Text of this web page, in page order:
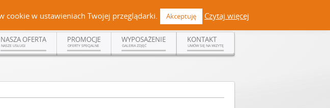
92 | kom. +48 502 315 048 | kom. +48 519 108 720 | kontakt@dermadent.pl |
NASZA OFERTA
NASZE USŁUGI
PROMOCJE
OFERTY SPECJALNE
WYPOSAŻENIE
GALERIA ZDJĘĆ
KONTAKT
UMÓW SIĘ NA WIZYTĘ
cookie w ustawieniach Twojej przeglądarki. Akceptuję Czytaj więcej